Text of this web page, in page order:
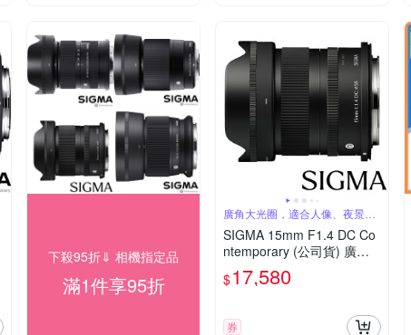
下殺95折⇓ 相機指定品
滿1件享95折
廣角大光圈，適合人像、夜景、
星空攝影
SIGMA 15mm F1.4 DC Co
ntemporary (公司貨) 廣角
圈定焦鏡 星空鏡 人像鏡 AP
S-C 無反微單眼專用鏡頭
$17,580
券